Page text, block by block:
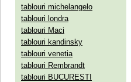
tablouri michelangelo
tablouri londra
tablouri Maci
tablouri kandinsky
tablouri venetia
tablouri Rembrandt
tablouri BUCURESTI